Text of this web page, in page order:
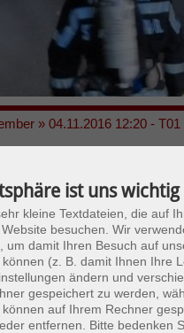
» 04.11.2016 12:20 - T01
Alarmzeit:
04.11.2016
Einsatzende:
04.11.2016
Alarmstichwort:
sonst.
Einsatzort:
Zusatzinfo:
Alarmierte FW:
St.
ist uns wichtig
kleine Textdateien, die auf
besuchen. Wir
um damit Ihren Besuch auf
(z. B. damit Ihnen Ihre
ändern und
gespeichert zu werden,
auf Ihrem Rechner
entfernen. Bitte bedenken